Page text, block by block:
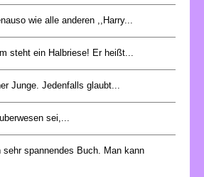
wie alle anderen ,,Harry...
steht ein Halbriese! Er heißt...
Junge. Jedenfalls glaubt...
sei,...
spannendes Buch. Man kann